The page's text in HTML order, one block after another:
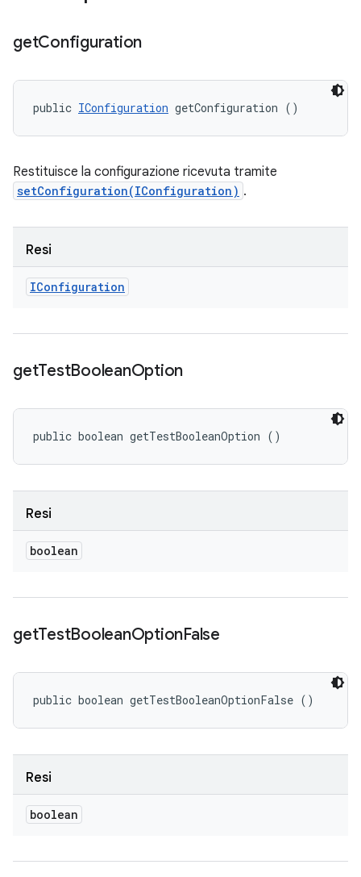
getConfiguration
public IConfiguration getConfiguration ()
Restituisce la configurazione ricevuta tramite
setConfiguration(IConfiguration) .
Resi
IConfiguration
getTestBooleanOption
public boolean getTestBooleanOption ()
Resi
boolean
getTestBooleanOptionFalse
public boolean getTestBooleanOptionFalse ()
Resi
boolean